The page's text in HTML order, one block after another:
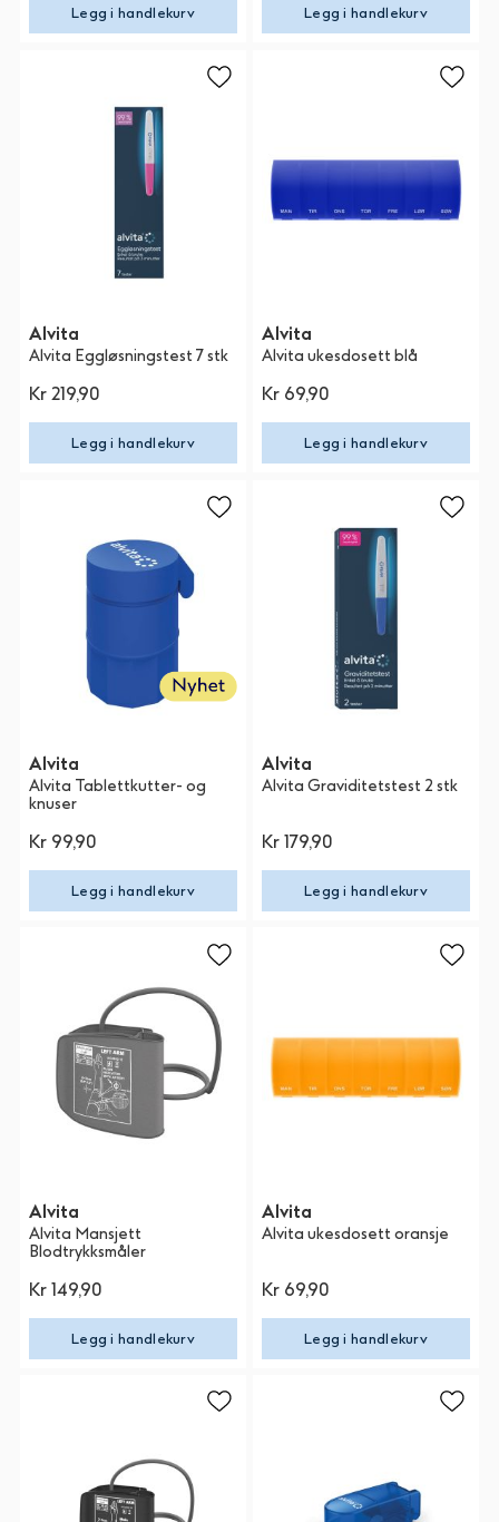
Legg i handlekurv Legg i handlekurv
Alvita
Alvita Eggløsningstest 7 stk
Kr 219,90
Legg i handlekurv
Alvita
Alvita ukesdosett blå
Kr 69,90
Legg i handlekurv
Alvita
Alvita Tablettkutter- og
knuser
Kr 99,90
Legg i handlekurv
Alvita
Alvita Graviditetstest 2 stk
Kr 179,90
Legg i handlekurv
Alvita
Alvita Mansjett
Blodtrykksmåler
Kr 149,90
Legg i handlekurv
Alvita
Alvita ukesdosett oransje
Kr 69,90
Legg i handlekurv